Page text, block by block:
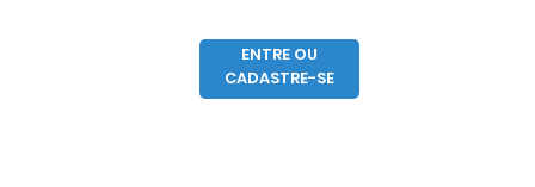
ENTRE OU
CADASTRE-SE